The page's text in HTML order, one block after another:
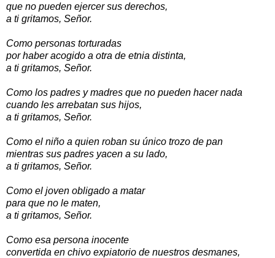
que no pueden ejercer sus derechos,
a ti gritamos, Señor.
Como personas torturadas
por haber acogido a otra de etnia distinta,
a ti gritamos, Señor.
Como los padres y madres que no pueden hacer nada
cuando les arrebatan sus hijos,
a ti gritamos, Señor.
Como el niño a quien roban su único trozo de pan
mientras sus padres yacen a su lado,
a ti gritamos, Señor.
Como el joven obligado a matar
para que no le maten,
a ti gritamos, Señor.
Como esa persona inocente
convertida en chivo expiatorio de nuestros desmanes,